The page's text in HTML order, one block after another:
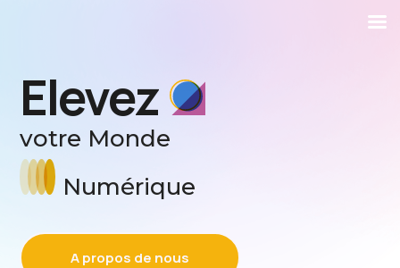
Elevez
votre Monde
Numérique
A propos de nous